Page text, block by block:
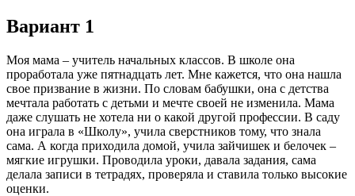
Вариант 1
Моя мама – учитель начальных классов. В школе она
проработала уже пятнадцать лет. Мне кажется, что она нашла
свое призвание в жизни. По словам бабушки, она с детства
мечтала работать с детьми и мечте своей не изменила. Мама
даже слушать не хотела ни о какой другой профессии. В саду
она играла в «Школу», учила сверстников тому, что знала
сама. А когда приходила домой, учила зайчишек и белочек –
мягкие игрушки. Проводила уроки, давала задания, сама
делала записи в тетрадях, проверяла и ставила только высокие
оценки.